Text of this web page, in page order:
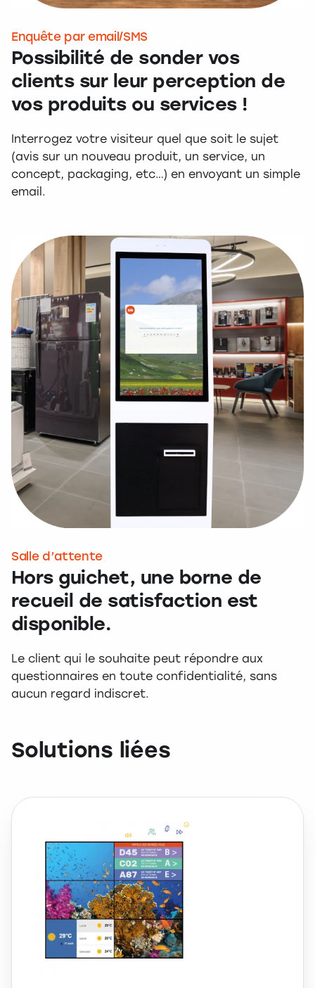
Enquête par email/SMS
Possibilité de sonder vos
clients sur leur perception de
vos produits ou services !
Interrogez votre visiteur quel que soit le sujet
(avis sur un nouveau produit, un service, un
concept, packaging, etc…) en envoyant un simple
email.
Salle d’attente
Hors guichet, une borne de
recueil de satisfaction est
disponible.
Le client qui le souhaite peut répondre aux
questionnaires en toute confidentialité, sans
aucun regard indiscret.
Solutions liées